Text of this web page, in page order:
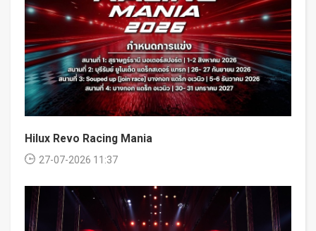
Hilux Revo Racing Mania
27-07-2026 11:37